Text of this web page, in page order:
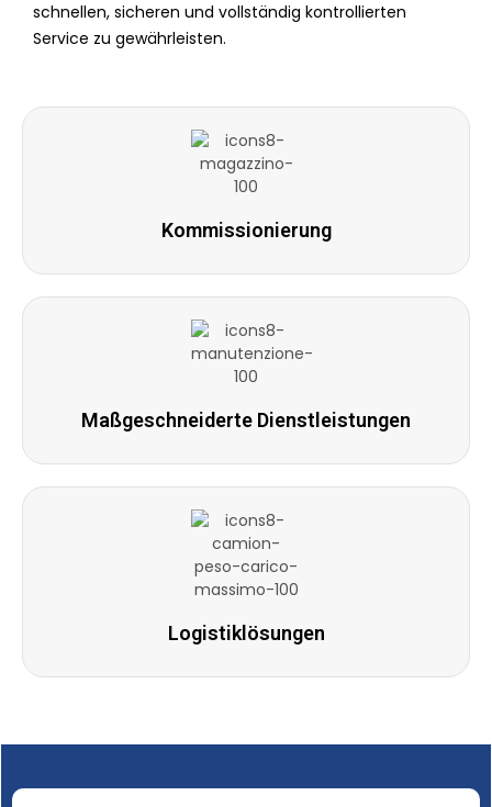
schnellen, sicheren und vollständig kontrollierten
Service zu gewährleisten.
Kommissionierung
Maßgeschneiderte Dienstleistungen
Logistiklösungen